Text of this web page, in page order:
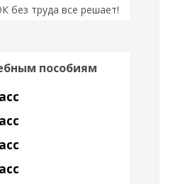
без труда все решает!
пособиям